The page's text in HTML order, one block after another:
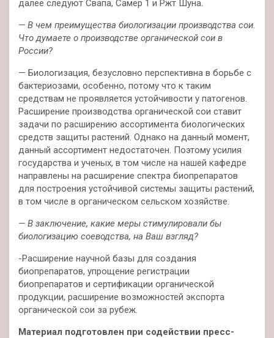
далее следуют Свапа, Самер 1 и Ржт Шуна.
— В чем преимущества биологизации производства сои.
Что думаете о производстве органической сои в
России?
— Биологизация, безусловно перспективна в борьбе с
бактериозами, особенно, потому что к таким
средствам не проявляется устойчивости у патогенов.
Расширение производства органической сои ставит
задачи по расширению ассортимента биологических
средств защиты растений. Однако на данный момент,
данный ассортимент недостаточен. Поэтому усилия
государства и ученых, в том числе на нашей кафедре
направлены на расширение спектра биопрепаратов
для построения устойчивой системы защиты растений,
в том числе в органическом сельском хозяйстве.
— В заключение, какие меры стимулировали бы
биологизацию соеводства, на Ваш взгляд?
-Расширение научной базы для создания
биопрепаратов, упрощение регистрации
биопрепаратов и сертификации органической
продукции, расширение возможностей экспорта
органической сои за рубеж.
Материал подготовлен при содействии пресс-